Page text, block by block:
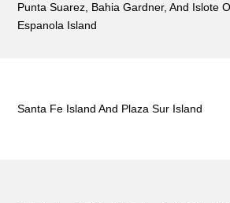
Punta Suarez, Bahia Gardner, And Islote
Espanola Island
Santa Fe Island And Plaza Sur Island